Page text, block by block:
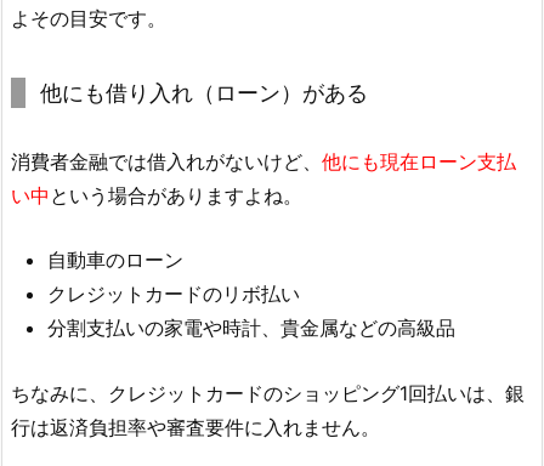
よその目安です。
他にも借り入れ（ローン）がある
消費者金融では借入れがないけど、 他にも現在ローン支払
い中 という場合がありますよね。
自動車のローン
クレジットカードのリボ払い
分割支払いの家電や時計、貴金属などの高級品
ちなみに、クレジットカードのショッピング1回払いは、銀
行は返済負担率や審査要件に入れません。